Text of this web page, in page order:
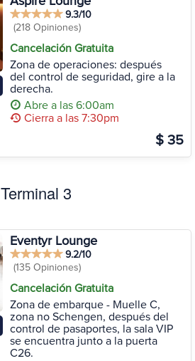
9.3/10
(218 Opiniones)
Cancelación Gratuita
Zona de operaciones: después
del control de seguridad, gire a la
derecha.
Abre a las 6:00am
Cierra a las 7:30pm
$ 35
Terminal 3
Eventyr Lounge
9.2/10
(135 Opiniones)
Cancelación Gratuita
Zona de embarque - Muelle C,
zona no Schengen, después del
control de pasaportes, la sala VIP
se encuentra junto a la puerta
C26.